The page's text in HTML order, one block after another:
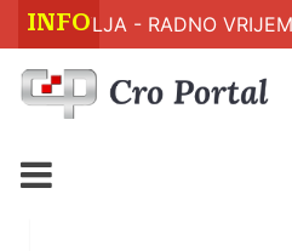
INFO
ZDRAVLJA - RADNO VRIJEME